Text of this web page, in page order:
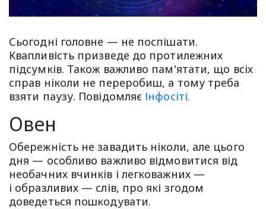
Сьогодні головне — не поспішати.
Квапливість призведе до протилежних
підсумків. Також важливо пам'ятати, що всіх
справ ніколи не переробиш, а тому треба
взяти паузу. Повідомляє Інфосіті.
Овен
Обережність не завадить ніколи, але цього
дня — особливо важливо відмовитися від
необачних вчинків і легковажних —
і образливих — слів, про які згодом
доведеться пошкодувати.